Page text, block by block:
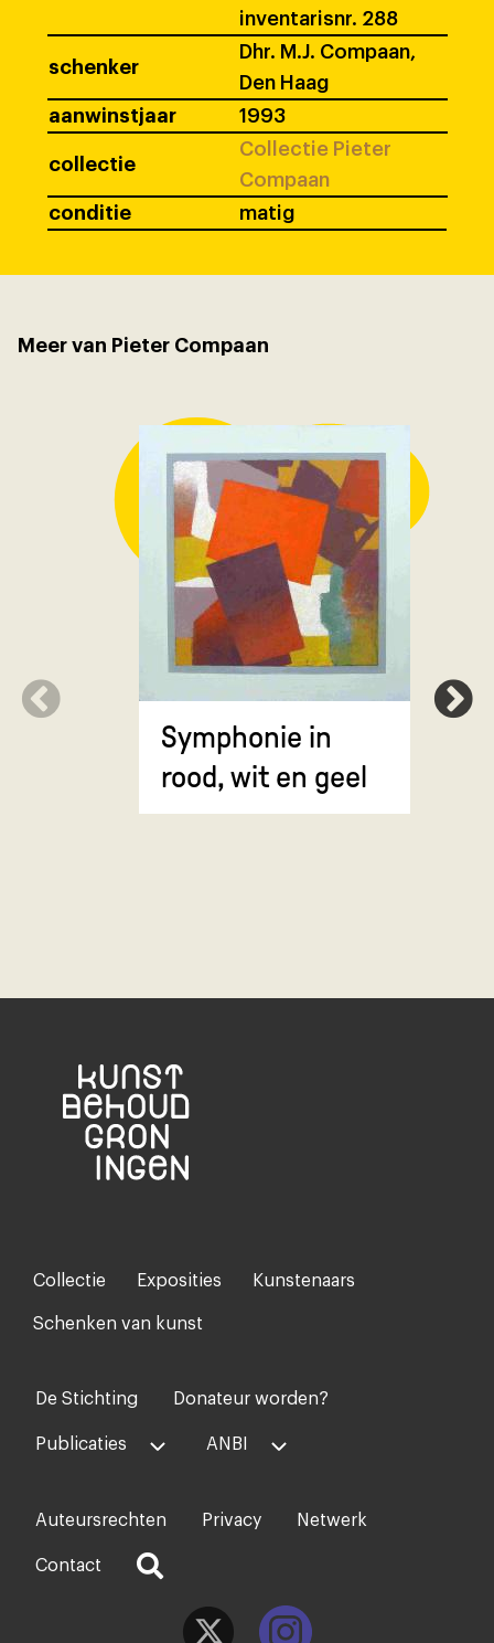
inventarisnr. 288
schenker
Dhr. M.J. Compaan,
Den Haag
aanwinstjaar
1993
collectie
Collectie Pieter
Compaan
conditie
matig
Meer van Pieter Compaan
Symphonie in
rood, wit en geel
Footer-
menu
Collectie Exposities Kunstenaars
Schenken van kunst
Voet
midden
De Stichting Donateur worden?
Publicaties ANBI
Voet
rechts
Auteursrechten Privacy Netwerk
Contact